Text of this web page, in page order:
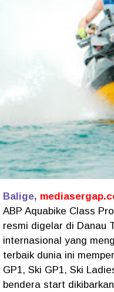
Balige,
ABP Aquabike Class
resmi digelar di Danau
internasional yang
terbaik dunia ini
GP1, Ski GP1, Ski
bendera start